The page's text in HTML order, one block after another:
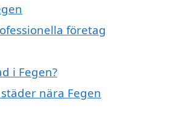
företag
i Fegen?
nära Fegen